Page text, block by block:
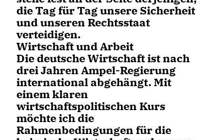
die Tag für Tag unsere Sicherheit
und unseren Rechtsstaat
verteidigen.
Wirtschaft und Arbeit
Die deutsche Wirtschaft ist nach
drei Jahren Ampel-Regierung
international abgehängt. Mit
einem klaren
wirtschaftspolitischen Kurs
möchte ich die
Rahmenbedingungen für die